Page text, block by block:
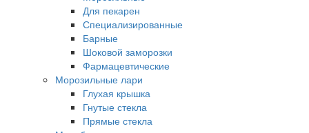
Для пекарен
Специализированные
Барные
Шоковой заморозки
Фармацевтические
Морозильные лари
Глухая крышка
Гнутые стекла
Прямые стекла